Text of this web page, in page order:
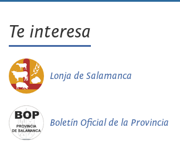
Te interesa
Lonja de Salamanca
Boletín Oficial de la Provincia